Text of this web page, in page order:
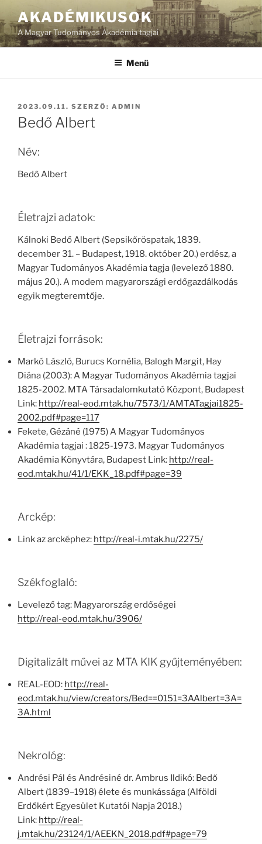
AKADÉMIKUSOK
A Magyar Tudományos Akadémia tagjai
Menü
BEKÜLDVE:
2023.09.11. SZERZŐ: ADMIN
Bedő Albert
Név:
Bedő Albert
Életrajzi adatok:
Kálnoki Bedő Albert (Sepsikőröspatak, 1839.
december 31. – Budapest, 1918. október 20.) erdész, a
Magyar Tudományos Akadémia tagja (levelező 1880.
május 20.). A modem magyarországi erdőgazdálkodás
egyik megteremtője.
Életrajzi források:
Markó László, Burucs Kornélia, Balogh Margit, Hay
Diána (2003): A Magyar Tudományos Akadémia tagjai
1825-2002. MTA Társadalomkutató Központ, Budapest
Link: http://real-eod.mtak.hu/7573/1/AMTATagjai1825-
2002.pdf#page=117
Fekete, Gézáné (1975) A Magyar Tudományos
Akadémia tagjai : 1825-1973. Magyar Tudományos
Akadémia Könyvtára, Budapest Link: http://real-
eod.mtak.hu/41/1/EKK_18.pdf#page=39
Arckép:
Link az arcképhez: http://real-i.mtak.hu/2275/
Székfoglaló:
Levelező tag: Magyarország erdőségei
http://real-eod.mtak.hu/3906/
Digitalizált művei az MTA KIK gyűjteményében:
REAL-EOD: http://real-
eod.mtak.hu/view/creators/Bed==0151=3AAlbert=3A=
3A.html
Nekrológ:
Andrési Pál és Andrésiné dr. Ambrus Ildikó: Bedő
Albert (1839–1918) élete és munkássága (Alföldi
Erdőkért Egyesület Kutatói Napja 2018.)
Link: http://real-
j.mtak.hu/23124/1/AEEKN_2018.pdf#page=79